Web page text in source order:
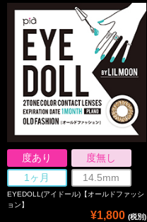
度あり
度無し
1ヶ月
14.5mm
EYEDOLL(アイドール)【オールドファッシ
ョン】
¥1,800 (税別)